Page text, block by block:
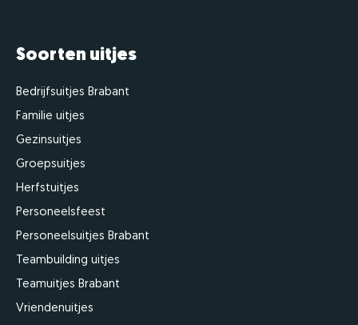
Soorten uitjes
Bedrijfsuitjes Brabant
Familie uitjes
Gezinsuitjes
Groepsuitjes
Herfstuitjes
Personeelsfeest
Personeelsuitjes Brabant
Teambuilding uitjes
Teamuitjes Brabant
Vriendenuitjes